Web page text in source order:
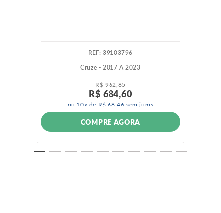
:39103796
Cruze - 2017 A 2023
R$ 962,85
R$ 684,60
ou 10x de R$ 68,46 sem juros
COMPRE AGORA